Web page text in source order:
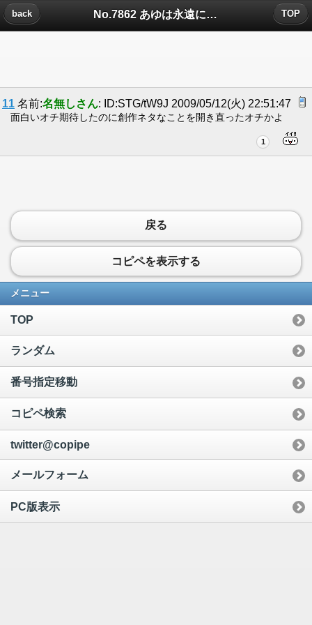
No.7862 あゆは永遠にについたコメント
back TOP
11 名前:名無しさん: ID:STG/tW9J 2009/05/12(火) 22:51:47
面白いオチ期待したのに創作ネタなことを開き直ったオチかよ
1
戻る
コピペを表示する
メニュー
TOP
ランダム
番号指定移動
コピペ検索
twitter@copipe
メールフォーム
PC版表示